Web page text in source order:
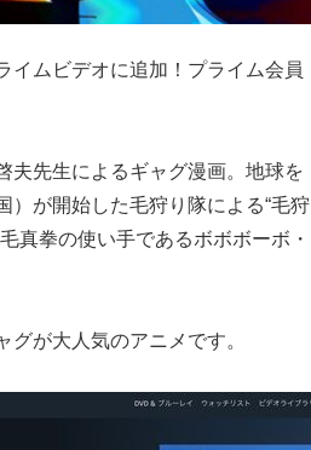
イムビデオに追加！プライム会員
夫先生によるギャグ漫画。地球を
）が開始した毛狩り隊による“毛狩
真拳の使い手であるボボボーボ・
が大人気のアニメです。